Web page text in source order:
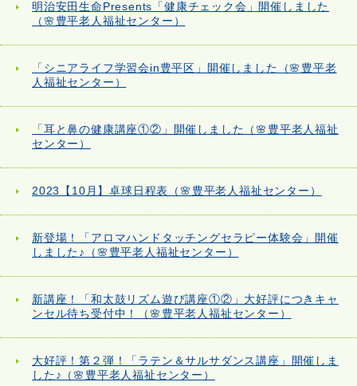
明治安田生命Presents「健康チェック会」開催しました
（🌸豊平老人福祉センター）
「シニアライフ学習会in豊平区」開催しました（🌸豊平老
人福祉センター）
「耳と鼻の健康講座①②」開催しました（🌸豊平老人福祉
センター）
2023【10月】卓球日程表（🌸豊平老人福祉センター）
新登場！「アロマハンドタッチングセラピー体験会」開催
しました♪（🌸豊平老人福祉センター）
新講座！「和太鼓リズム遊び講座①②」大好評につきキャ
ンセル待ち受付中！（🌸豊平老人福祉センター）
大好評！第２弾！「ラテン＆サルサダンス講座」開催しま
した♪（🌸豊平老人福祉センター）